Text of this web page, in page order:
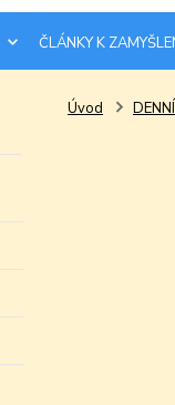
ČLÁNKY K
Úvod